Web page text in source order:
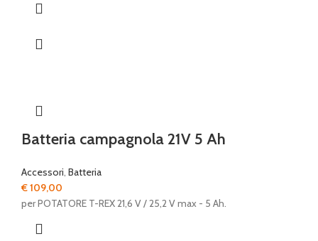
Batteria campagnola 21V 5 Ah
Accessori, Batteria
€109,00
per POTATORE T-REX 21,6 V / 25,2 V max - 5 Ah.